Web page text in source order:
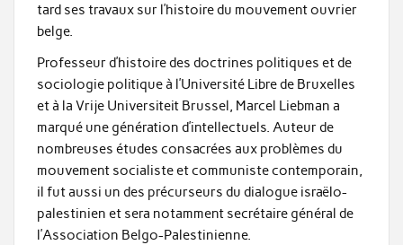
tard ses travaux sur l’histoire du mouvement ouvrier
belge.
Professeur d’histoire des doctrines politiques et de
sociologie politique à l’Université Libre de Bruxelles
et à la Vrije Universiteit Brussel, Marcel Liebman a
marqué une génération d’intellectuels. Auteur de
nombreuses études consacrées aux problèmes du
mouvement socialiste et communiste contemporain,
il fut aussi un des précurseurs du dialogue israëlo-
palestinien et sera notamment secrétaire général de
l’Association Belgo-Palestinienne.